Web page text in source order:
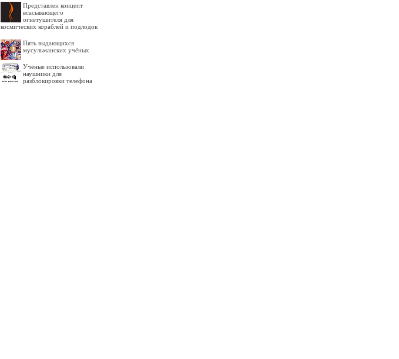
Представлен концепт
всасывающего
огнетушителя для
космических кораблей и подлодок
Пять выдающихся
мусульманских учёных
Учёные использовали
наушники для
разблокировки телефона